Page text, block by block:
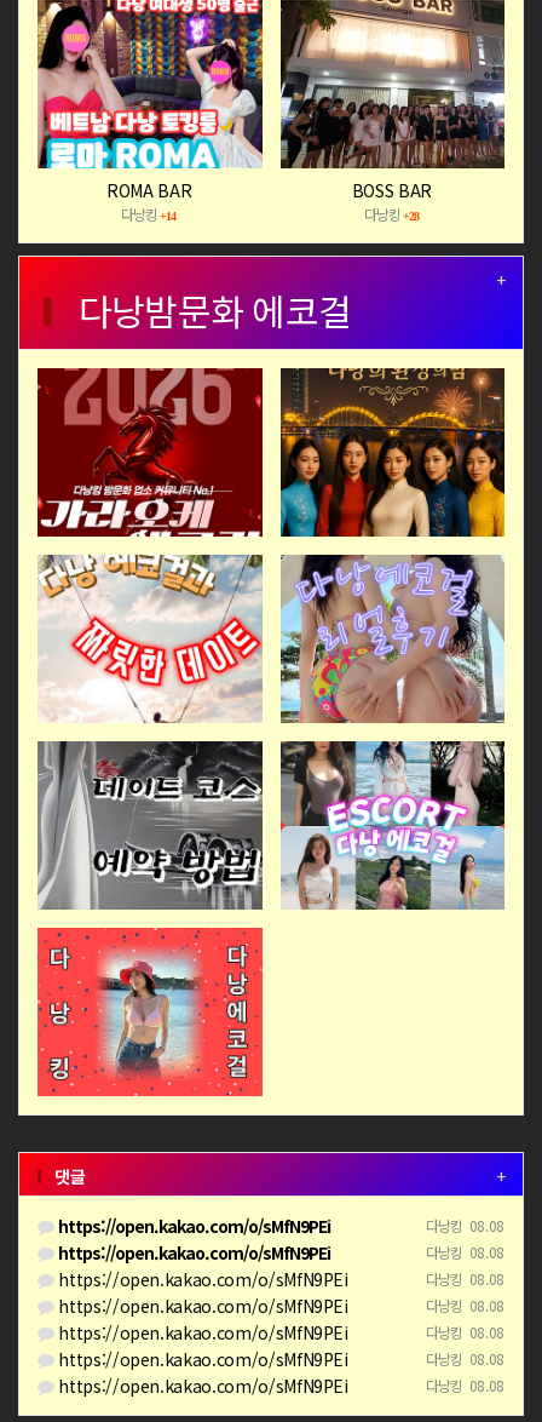
ROMA BAR
다낭킹+14
BOSS BAR
다낭킹 +28
+
다낭밤문화 에코걸
+
댓글
다낭킹 08.08
https://open.kakao.com/o/sMfN9PEi
다낭킹 08.08
https://open.kakao.com/o/sMfN9PEi
다낭킹 08.08
https://open.kakao.com/o/sMfN9PEi
다낭킹 08.08
https://open.kakao.com/o/sMfN9PEi
다낭킹 08.08
https://open.kakao.com/o/sMfN9PEi
다낭킹 08.08
https://open.kakao.com/o/sMfN9PEi
다낭킹 08.08
https://open.kakao.com/o/sMfN9PEi